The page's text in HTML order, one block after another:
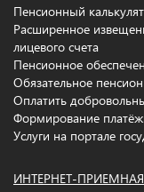
Пенсионный
Расширенное
лицевого счета
Пенсионное
Обязательное
Оплатить
Формирование
Услуги на портале
ИНТЕРНЕТ-ПРИЕМНАЯ